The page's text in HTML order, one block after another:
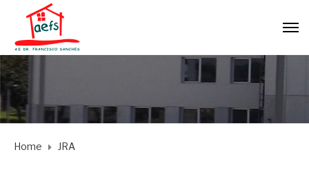
Home JRA